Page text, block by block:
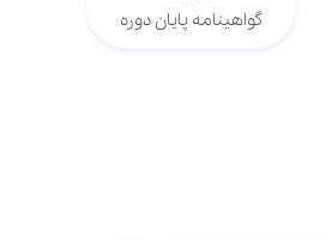
گواهینامه پایان دوره